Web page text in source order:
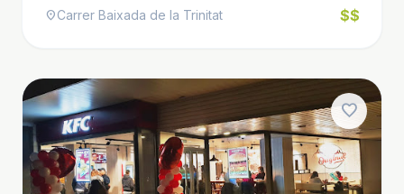
location_onCarrer Baixada de la Trinitat $$
favorite